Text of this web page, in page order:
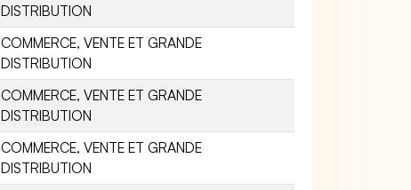
DISTRIBUTION
COMMERCE, VENTE ET GRANDE
DISTRIBUTION
COMMERCE, VENTE ET GRANDE
DISTRIBUTION
COMMERCE, VENTE ET GRANDE
DISTRIBUTION